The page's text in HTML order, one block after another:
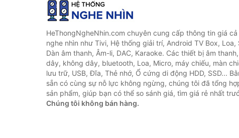
HeThongNgheNhin.com chuyên cung cấp thông tin giá
nghe nhìn như Tivi, Hệ thống giải trí, Android TV Box, Loa,
Dàn âm thanh, Âm-li, DAC, Karaoke. Các thiết bị âm
dây, không dây, bluetooth, Loa, Micro, máy chiếu, màn
lưu trữ, USB, Đĩa, Thẻ nhớ, Ổ cứng di động HDD, SSD...
sẵn có cùng sự nỗ lực không ngừng, chúng tôi đã tổng
sản phẩm, giúp bạn có thể so sánh giá, tìm giá rẻ nhất
Chúng tôi không bán hàng.